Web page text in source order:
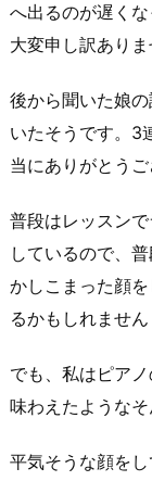
へ出るのが遅く
大変申し訳ありま
後から聞いた娘
いたそうです。3
当にありがとう
普段はレッスン
しているので、
かしこまった顔
るかもしれません
でも、私はピア
味わえたようなそ
平気そうな顔を